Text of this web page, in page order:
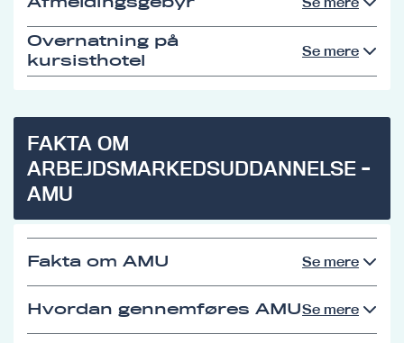
Overnatning på
kursisthotel
Se mere
FAKTA OM
ARBEJDSMARKEDSUDDANNELSE -
AMU
Fakta om AMU Se mere
Hvordan gennemføres AMUSe mere